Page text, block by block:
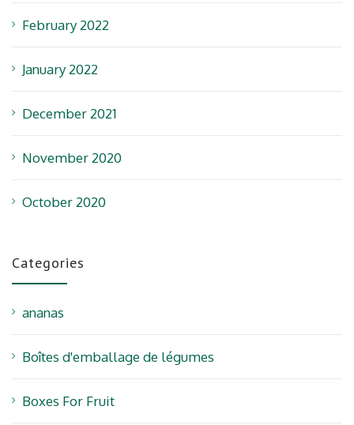
February 2022
January 2022
December 2021
November 2020
October 2020
Categories
ananas
Boîtes d'emballage de légumes
Boxes For Fruit